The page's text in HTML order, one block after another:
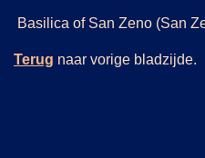
Basilica of San Zeno (San
Terug naar vorige